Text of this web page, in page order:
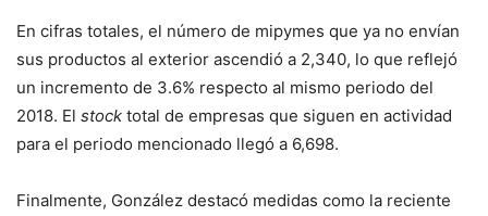
En cifras totales, el número de mipymes que ya no envían
sus productos al exterior ascendió a 2,340, lo que reflejó
un incremento de 3.6% respecto al mismo periodo del
2018. El stock total de empresas que siguen en actividad
para el periodo mencionado llegó a 6,698.
Finalmente, González destacó medidas como la reciente